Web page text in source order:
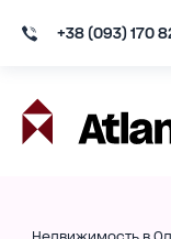
+38 (093) 170